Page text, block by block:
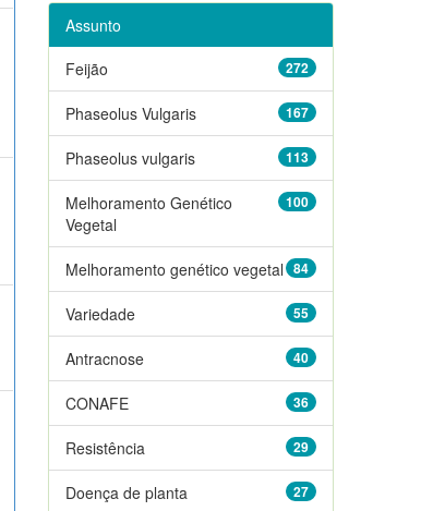
Assunto
272
Feijão
167
Phaseolus Vulgaris
113
Phaseolus vulgaris
100
Melhoramento Genético
Vegetal
84
Melhoramento genético vegetal
55
Variedade
40
Antracnose
36
CONAFE
29
Resistência
27
Doença de planta